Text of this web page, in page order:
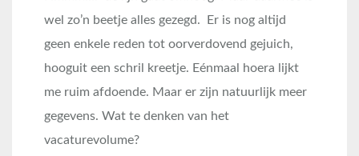
wel zo’n beetje alles gezegd. Er is nog altijd
geen enkele reden tot oorverdovend gejuich,
hooguit een schril kreetje. Eénmaal hoera lijkt
me ruim afdoende. Maar er zijn natuurlijk meer
gegevens. Wat te denken van het
vacaturevolume?